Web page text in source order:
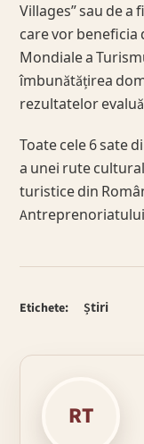
Villages” sau de
care vor
Mondiale a
îmbunătățirea
rezultatelor
Toate cele 6 sate
a unei rute
turistice din
Etichete: Știri
RT